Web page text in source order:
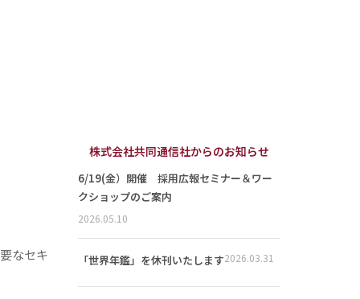
なセキ
株式会社共同通信社からのお知らせ
6/19(金）開催 採用広報セミナー＆ワー
クショップのご案内
2026.05.10
「世界年鑑」を休刊いたします2026.03.31